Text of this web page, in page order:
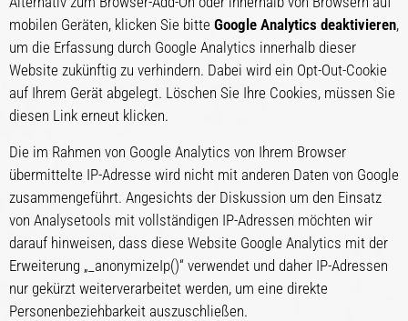
mobilen Geräten, klicken Sie bitte Google Analytics deaktivieren,
um die Erfassung durch Google Analytics innerhalb dieser
Website zukünftig zu verhindern. Dabei wird ein Opt-Out-Cookie
auf Ihrem Gerät abgelegt. Löschen Sie Ihre Cookies, müssen Sie
diesen Link erneut klicken.
Die im Rahmen von Google Analytics von Ihrem Browser
übermittelte IP-Adresse wird nicht mit anderen Daten von Google
zusammengeführt. Angesichts der Diskussion um den Einsatz
von Analysetools mit vollständigen IP-Adressen möchten wir
darauf hinweisen, dass diese Website Google Analytics mit der
Erweiterung „_anonymizeIp()“ verwendet und daher IP-Adressen
nur gekürzt weiterverarbeitet werden, um eine direkte
Personenbeziehbarkeit auszuschließen.